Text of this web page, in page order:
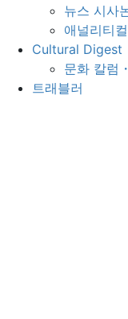
뉴스 시사
애널리티
Cultural Digest
문화 칼럼
트래블러